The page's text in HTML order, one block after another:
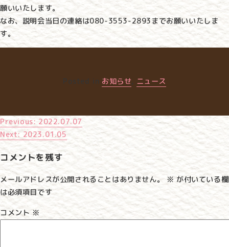
願いいたします。
なお、説明会当日の連絡は080-3553-2893までお願いいたしま
す。
Posted in お知らせ ニュース
投
稿
ナ
ビ
ゲ
ー
Previous: 2022.07.07
Next: 2023.01.05
コメントを残す
メールアドレスが公開されることはありません。 ※が付いている欄
は必須項目です
コメント※